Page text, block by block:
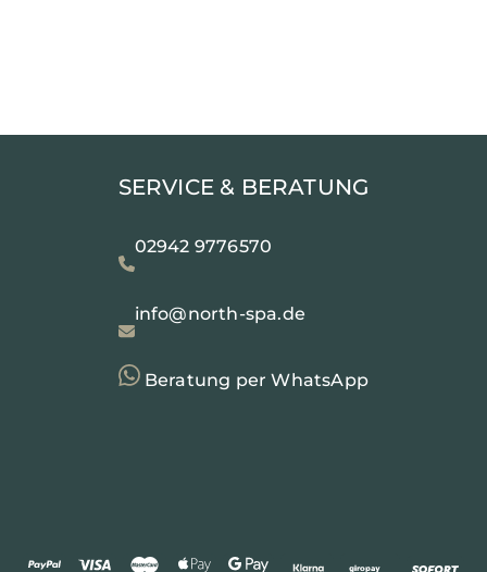
SERVICE & BERATUNG
02942 9776570
info@north-spa.de
Beratung per WhatsApp